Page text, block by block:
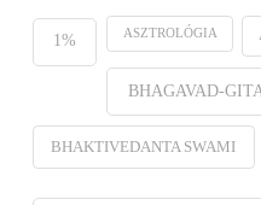
1% ASZTROLÓGIA
BHAGAVAD-
BHAKTIVEDANTA SWAMI